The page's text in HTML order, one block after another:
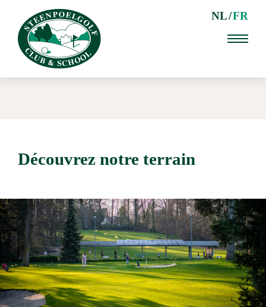
NL FR
Découvrez notre terrain